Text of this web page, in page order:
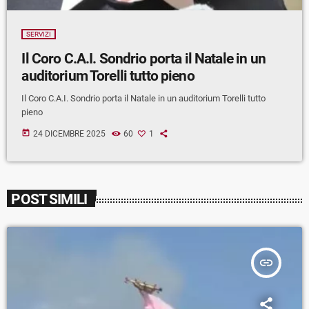
SERVIZI
Il Coro C.A.I. Sondrio porta il Natale in un
auditorium Torelli tutto pieno
Il Coro C.A.I. Sondrio porta il Natale in un auditorium Torelli tutto
pieno
today 24 DICEMBRE 2025 60 1
POST SIMILI
insert_link